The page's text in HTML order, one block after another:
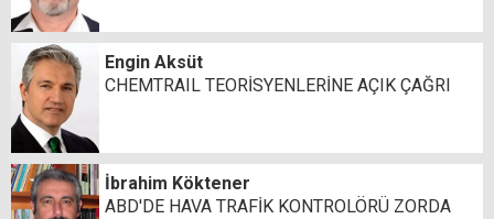
Engin Aksüt
CHEMTRAIL TEORİSYENLERİNE AÇIK ÇAĞRI
İbrahim Köktener
ABD'DE HAVA TRAFİK KONTROLÖRÜ ZORDA